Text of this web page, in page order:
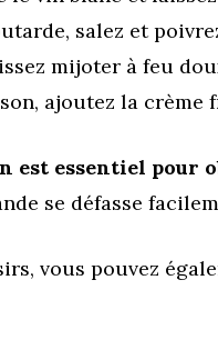
salez et
mijoter à feu
ajoutez la crème
est essentiel pour
se défasse
vous pouvez